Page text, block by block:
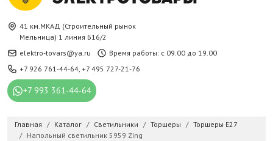
41 км.МКАД (Строительный рынок
Мельница) 1 линия Б16/2
elektro-tovars@ya.ru
Время работы: с 09.00 до 19.00
+7 926 761-44-64, +7 495 727-21-76
+7 993 361-44-64
Главная Каталог Светильники Торшеры
Торшеры E27
Напольный светильник 5959 Zing